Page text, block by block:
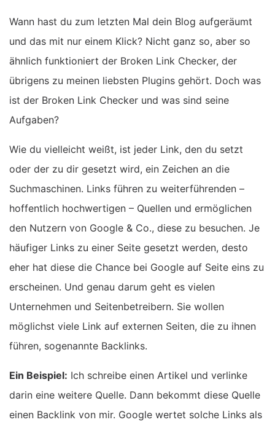
Wann hast du zum letzten Mal dein Blog aufgeräumt
und das mit nur einem Klick? Nicht ganz so, aber so
ähnlich funktioniert der Broken Link Checker, der
übrigens zu meinen liebsten Plugins gehört. Doch was
ist der Broken Link Checker und was sind seine
Aufgaben?
Wie du vielleicht weißt, ist jeder Link, den du setzt
oder der zu dir gesetzt wird, ein Zeichen an die
Suchmaschinen. Links führen zu weiterführenden –
hoffentlich hochwertigen – Quellen und ermöglichen
den Nutzern von Google & Co., diese zu besuchen. Je
häufiger Links zu einer Seite gesetzt werden, desto
eher hat diese die Chance bei Google auf Seite eins zu
erscheinen. Und genau darum geht es vielen
Unternehmen und Seitenbetreibern. Sie wollen
möglichst viele Link auf externen Seiten, die zu ihnen
führen, sogenannte Backlinks.
Ein Beispiel: Ich schreibe einen Artikel und verlinke
darin eine weitere Quelle. Dann bekommt diese Quelle
einen Backlink von mir. Google wertet solche Links als